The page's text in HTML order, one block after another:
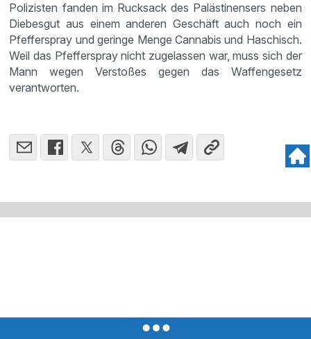
Polizisten fanden im Rucksack des Palästinensers neben
Diebesgut aus einem anderen Geschäft auch noch ein
Pfefferspray und geringe Menge Cannabis und Haschisch.
Weil das Pfefferspray nicht zugelassen war, muss sich der
Mann wegen Verstoßes gegen das Waffengesetz
verantworten.